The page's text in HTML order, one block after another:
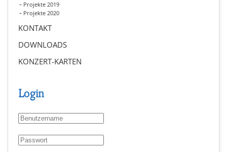
Projekte 2019
Projekte 2020
KONTAKT
DOWNLOADS
KONZERT-KARTEN
Login